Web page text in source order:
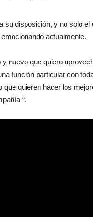
su disposición, y no solo
actualmente.
nuevo que quiero
función particular con
que quieren hacer los
“.